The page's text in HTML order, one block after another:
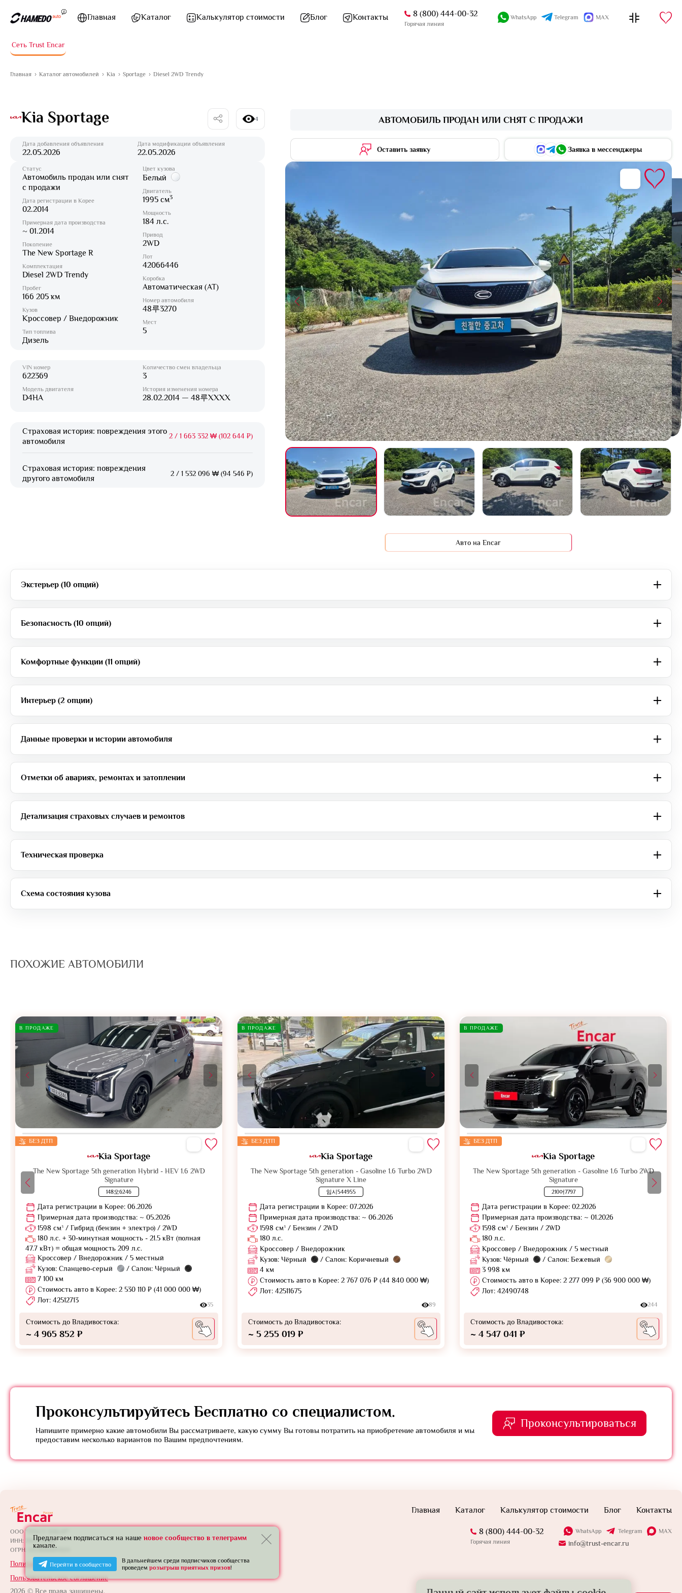
Главная
Каталог Калькулятор стоимости Блог Контакты 8 (800) 444-00-32
Горячая линия
WhatsApp Telegram MAX
Сеть Trust Encar
Главная Каталог автомобилей Kia Sportage Diesel 2WD Trendy
Kia Sportage 4
Дата добавления объявления
22.05.2026
Дата модификации объявления
22.05.2026
АВТОМОБИЛЬ ПРОДАН ИЛИ СНЯТ С ПРОДАЖИ
Оставить заявку Заявка в мессенджеры
Статус
Автомобиль продан или снят
с продажи
Дата регистрации в Корее
02.2014
Примерная дата производства
~ 01.2014
Поколение
The New Sportage R
Комплектация
Diesel 2WD Trendy
Пробег
166 205 км
Кузов
Кроссовер / Внедорожник
Тип топлива
Дизель
Цвет кузова
Белый
Двигатель
1995 см3
Мощность
184 л.с.
Привод
2WD
Лот
42066446
Коробка
Автоматическая (AT)
Номер автомобиля
48루3270
Мест
5
VIN номер
622369
Модель двигателя
D4HA
Количество смен владельца
3
История изменения номера
28.02.2014 — 48루XXXX
Страховая история: повреждения этого
автомобиля
2 / 1 663 332 ₩ (102 644 ₽)
Страховая история: повреждения
другого автомобиля
2 / 1 532 096 ₩ (94 546 ₽)
Авто на Encar
Экстерьер (10 опций)
Безопасность (10 опций)
Комфортные функции (11 опций)
Интерьер (2 опции)
Данные проверки и истории автомобиля
Отметки об авариях, ремонтах и затоплении
Детализация страховых случаев и ремонтов
Техническая проверка
Схема состояния кузова
ПОХОЖИЕ АВТОМОБИЛИ
В ПРОДАЖЕ
БЕЗ ДТП
Kia Sportage
The New Sportage 5th generation Hybrid - HEV 1.6 2WD
Signature
148오6246
Дата регистрации в Корее: 06.2026
Примерная дата производства: ~ 05.2026
1598 см³ / Гибрид (бензин + электро) / 2WD
180 л.с. + 30-минутная мощность - 21.5 кВт (полная
47.7 кВт) = общая мощность 209 л.с.
Кроссовер / Внедорожник / 5 местный
Кузов: Сланцево-серый
/ Салон: Чёрный
7 100 км
Стоимость авто в Корее: 2 530 110 ₽ (41 000 000 ₩)
Лот: 42512713
35
Стоимость до Владивостока:
~ 4 965 852 ₽
В ПРОДАЖЕ
БЕЗ ДТП
Kia Sportage
The New Sportage 5th generation - Gasoline 1.6 Turbo 2WD
Signature X Line
임시544955
Дата регистрации в Корее: 07.2026
Примерная дата производства: ~ 06.2026
1598 см³ / Бензин / 2WD
180 л.с.
Кроссовер / Внедорожник
Кузов: Чёрный
/ Салон: Коричневый
4 км
Стоимость авто в Корее: 2 767 076 ₽ (44 840 000 ₩)
Лот: 42511675
89
Стоимость до Владивостока:
~ 5 255 019 ₽
В ПРОДАЖЕ
БЕЗ ДТП
Kia Sportage
The New Sportage 5th generation - Gasoline 1.6 Turbo 2WD
Signature
210어7797
Дата регистрации в Корее: 02.2026
Примерная дата производства: ~ 01.2026
1598 см³ / Бензин / 2WD
180 л.с.
Кроссовер / Внедорожник / 5 местный
Кузов: Чёрный
/ Салон: Бежевый
3 998 км
Стоимость авто в Корее: 2 277 099 ₽ (36 900 000 ₩)
Лот: 42490748
244
Стоимость до Владивостока:
~ 4 547 041 ₽
Проконсультируйтесь Бесплатно со специалистом.
Напишите примерно какие автомобили Вы рассматриваете, какую сумму Вы готовы потратить на приобретение автомобиля и мы
предоставим несколько вариантов по Вашим предпочтениям.
Проконсультироваться
ООО "ТРАСТ ЭНКАР"
ИНН: 7801739565
ОГРН: 1257800005924
Политика конфиденциальности
Пользовательское соглашение
2026 © Все права защищены.
Главная Каталог Калькулятор стоимости Блог Контакты
8 (800) 444-00-32
Горячая линия
WhatsApp Telegram MAX
info@trust-encar.ru
Предлагаем подписаться на наше новое сообщество в телеграмм
канале.
Перейти в сообщество
В дальнейшем среди подписчиков сообщества
проведем розыгрыш приятных призов!